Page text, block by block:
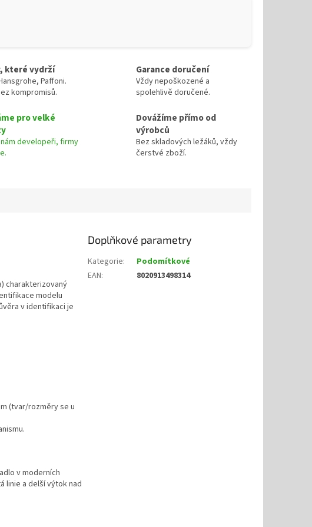
které vydrží
Paffoni.
kompromisů.
Garance doručení
Vždy nepoškozené a
spolehlivě doručené.
pro velké
developeři, firmy
Dovážíme přímo od
výrobců
Bez skladových ležáků, vždy
čerstvé zboží.
charakterizovaný
modelu
v identifikaci je
(tvar/rozměry se u
v moderních
linie a delší výtok nad
Doplňkové parametry
Kategorie:
Podomítkové
EAN: 8020913498314